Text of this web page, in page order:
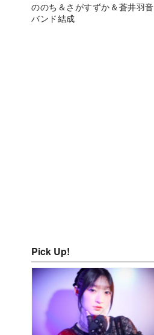
ののち＆さがすずか＆蒼井羽音
バンド結成
Pick Up!